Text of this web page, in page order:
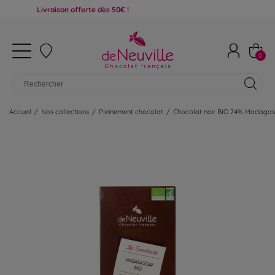
Livraison offerte dès 50€ !
0
Accueil / Nos collections / Pleinement chocolat / Chocolat noir BIO 74%